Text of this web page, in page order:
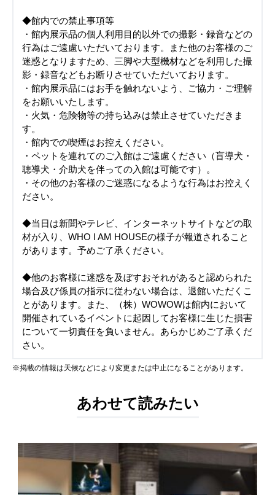
◆館内での禁止事項等
・館内展示品の個人利用目的以外での撮影・録音などの
行為はご遠慮いただいております。また他のお客様のご
迷惑となりますため、三脚や大型機材などを利用した撮
影・録音などもお断りさせていただいております。
・館内展示品にはお手を触れないよう、ご協力・ご理解
をお願いいたします。
・火気・危険物等の持ち込みは禁止させていただきま
す。
・館内での喫煙はお控えください。
・ペットを連れてのご入館はご遠慮ください（盲導犬・
聴導犬・介助犬を伴っての入館は可能です）。
・その他のお客様のご迷惑になるような行為はお控えく
ださい。
◆当日は新聞やテレビ、インターネットサイトなどの取
材が入り、WHO I AM HOUSEの様子が報道されること
があります。予めご了承ください。
◆他のお客様に迷惑を及ぼすおそれがあると認められた
場合及び係員の指示に従わない場合は、退館いただくこ
とがあります。また、（株）WOWOWは館内において
開催されているイベントに起因してお客様に生じた損害
について一切責任を負いません。あらかじめご了承くだ
さい。
※掲載の情報は天候などにより変更または中止になることがあります。
あわせて読みたい